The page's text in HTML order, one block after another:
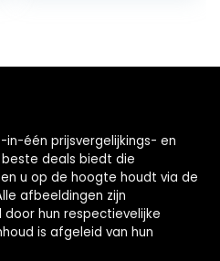
in-één prijsvergelijkings- en
deals biedt die
u op de hoogte houdt via de
afbeeldingen zijn
hun respectievelijke
is afgeleid van hun